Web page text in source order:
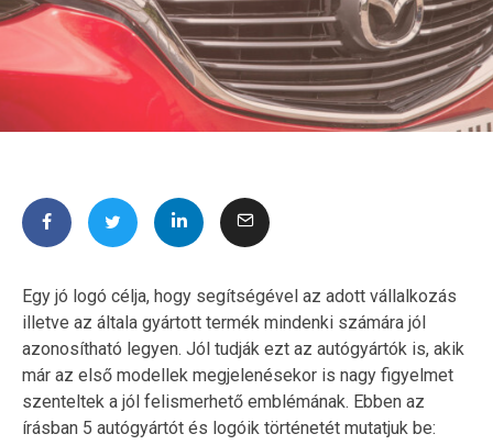
Egy jó logó célja, hogy segítségével az adott vállalkozás
illetve az általa gyártott termék mindenki számára jól
azonosítható legyen. Jól tudják ezt az autógyártók is, akik
már az első modellek megjelenésekor is nagy figyelmet
szenteltek a jól felismerhető emblémának. Ebben az
írásban 5 autógyártót és logóik történetét mutatjuk be: